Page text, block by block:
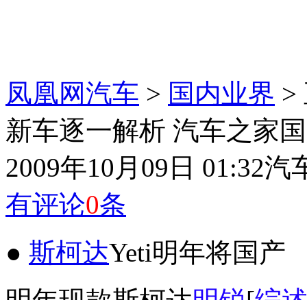
凤凰网汽车 > 国内业界 >
新车逐一解析 汽车之家
2009年10月09日 01:32汽
有评论0条
● 斯柯达Yeti明年将国产